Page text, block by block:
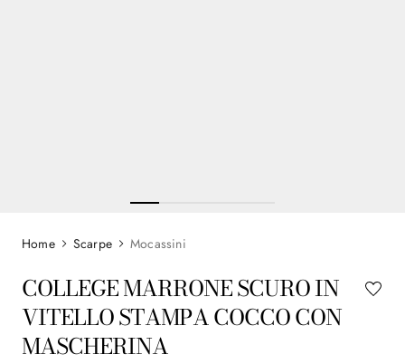
Scarpe Mocassini
COLLEGE MARRONE SCURO IN
VITELLO STAMPA COCCO CON
MASCHERINA